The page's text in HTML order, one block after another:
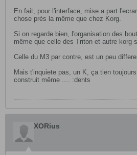
En fait, pour l'interface, mise a part
chose près la même que chez Korg.
Si on regarde bien, l'organisation des
même que celle des Triton et autre korg
Celle du M3 par contre, est un peu
Mais t'inquiete pas, un K, ça tien
construit même .... :dents
XORius